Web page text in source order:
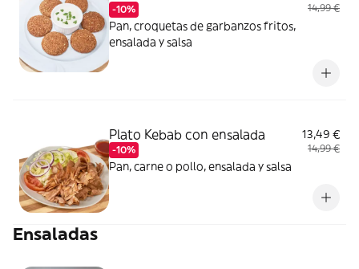
-10% 14,99 €
Pan, croquetas de garbanzos fritos,
ensalada y salsa
Plato Kebab con ensalada
-10%
13,49 €
14,99 €
Pan, carne o pollo, ensalada y salsa
Ensaladas